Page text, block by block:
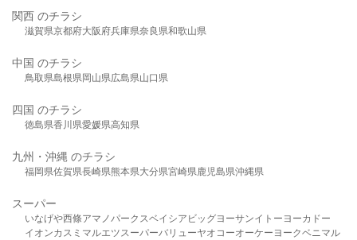
関西 のチラシ
滋賀県京都府大阪府兵庫県奈良県和歌山県
中国 のチラシ
鳥取県島根県岡山県広島県山口県
四国 のチラシ
徳島県香川県愛媛県高知県
九州・沖縄 のチラシ
福岡県佐賀県長崎県熊本県大分県宮崎県鹿児島県沖縄県
スーパー
いなげや西條アマノパークスベイシア ビッグヨーサンイトーヨーカドー
イオンカスミ マルエツスーパーバリューヤオコーオーケー ヨークベニマル